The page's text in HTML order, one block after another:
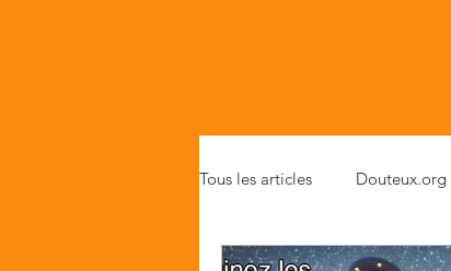
Tous les articles Douteux.org
Critiques